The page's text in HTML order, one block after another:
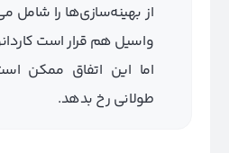
از بهینه‌سازی‌ها را
واسیل هم قرار است
اما این اتفاق ممکن
طولانی رخ بدهد.